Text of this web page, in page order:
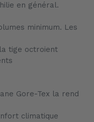
en général.
minimum. Les
tige octroient
Gore-Tex la rend
climatique